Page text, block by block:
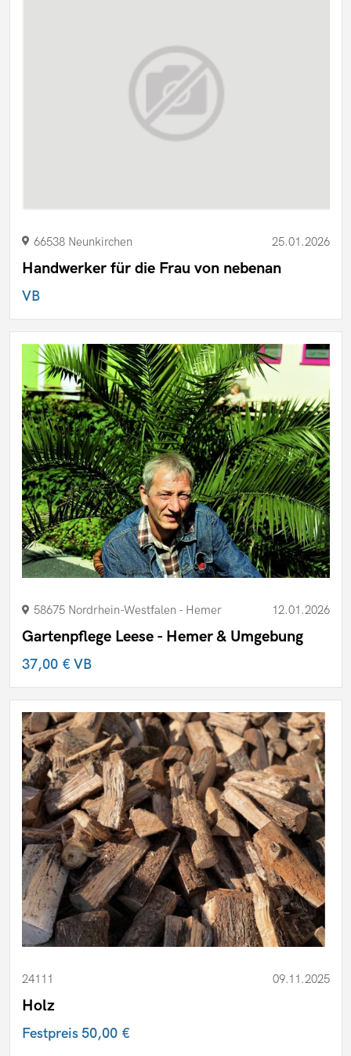
66538 Neunkirchen 25.01.2026
Handwerker für die Frau von nebenan
VB
58675 Nordrhein-Westfalen - Hemer 12.01.2026
Gartenpflege Leese - Hemer & Umgebung
37,00 €VB
24111 09.11.2025
Holz
Festpreis50,00 €